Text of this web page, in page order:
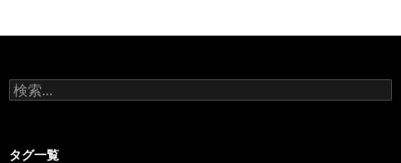
検
索
タグ一覧